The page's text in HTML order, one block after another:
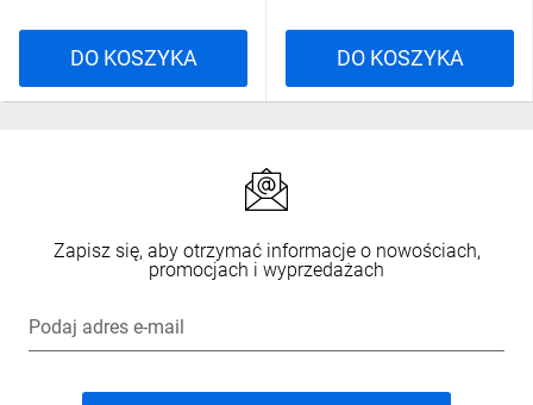
DO KOSZYKA DO KOSZYKA
Zapisz się, aby otrzymać informacje o nowościach,
promocjach i wyprzedażach
Podaj adres e-mail